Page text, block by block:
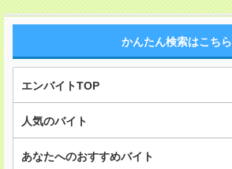
かんたん検索はこちら
エンバイトTOP
人気のバイト
あなたへのおすすめバイト